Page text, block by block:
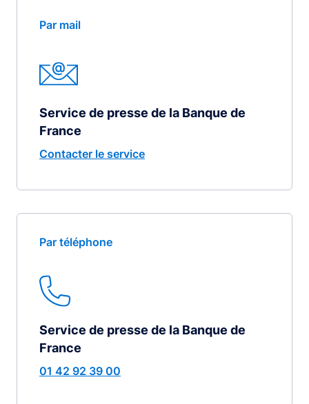
Par mail
Service de presse de la Banque de
France
Contacter le service
Par téléphone
Service de presse de la Banque de
France
01 42 92 39 00